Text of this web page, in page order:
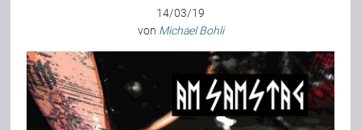
Interviews
14/03/19
von Michael Bohli